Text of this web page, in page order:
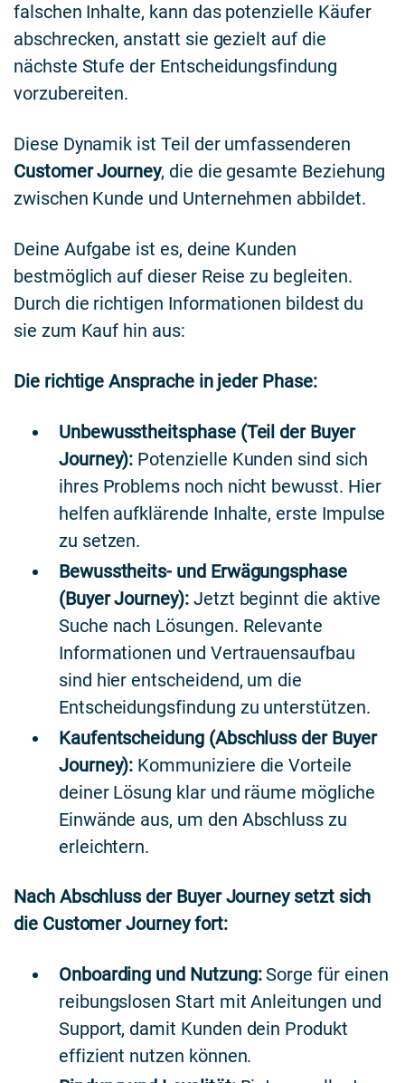
falschen Inhalte, kann das potenzielle Käufer
abschrecken, anstatt sie gezielt auf die
nächste Stufe der Entscheidungsfindung
vorzubereiten.
Diese Dynamik ist Teil der umfassenderen
Customer Journey, die die gesamte Beziehung
zwischen Kunde und Unternehmen abbildet.
Deine Aufgabe ist es, deine Kunden
bestmöglich auf dieser Reise zu begleiten.
Durch die richtigen Informationen bildest du
sie zum Kauf hin aus:
Die richtige Ansprache in jeder Phase:
Unbewusstheitsphase (Teil der Buyer
Journey): Potenzielle Kunden sind sich
ihres Problems noch nicht bewusst. Hier
helfen aufklärende Inhalte, erste Impulse
zu setzen.
Bewusstheits- und Erwägungsphase
(Buyer Journey):Jetzt beginnt die aktive
Suche nach Lösungen. Relevante
Informationen und Vertrauensaufbau
sind hier entscheidend, um die
Entscheidungsfindung zu unterstützen.
Kaufentscheidung (Abschluss der Buyer
Journey): Kommuniziere die Vorteile
deiner Lösung klar und räume mögliche
Einwände aus, um den Abschluss zu
erleichtern.
Nach Abschluss der Buyer Journey setzt sich
die Customer Journey fort:
Onboarding und Nutzung:Sorge für einen
reibungslosen Start mit Anleitungen und
Support, damit Kunden dein Produkt
effizient nutzen können.